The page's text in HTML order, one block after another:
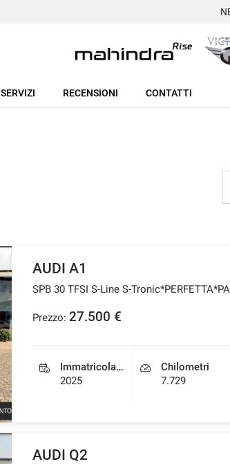
SERVIZI RECENSIONI CONTATTI
AUDI A1
SPB 30 TFSI S-Line S-
Prezzo: 27.500 €
Immatricolazione
2025
Chilometri
7.729
AUDI Q2